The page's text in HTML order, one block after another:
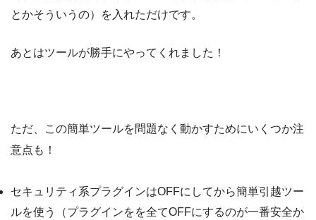
とかそういうの）を入れただけです。
あとはツールが勝手にやってくれました！
ただ、この簡単ツールを問題なく動かすためにいくつか注
意点も！
セキュリティ系プラグインはOFFにしてから簡単引越ツー
ルを使う（プラグインをを全てOFFにするのが一番安全か